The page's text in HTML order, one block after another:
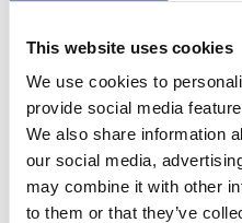
This website uses cookies
We use cookies to
provide social media
We also share information
our social media,
may combine it with other
to them or that they’ve
(CSR) Report which
environmental act...
10th September 2025
View